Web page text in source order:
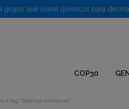
COP30
a tag "balança comercial"